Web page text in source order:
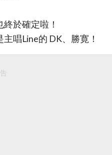
於確定啦！
唱Line的 DK、勝寛！